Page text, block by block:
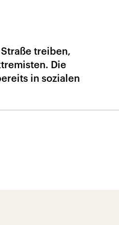
treiben,
Die
in sozialen